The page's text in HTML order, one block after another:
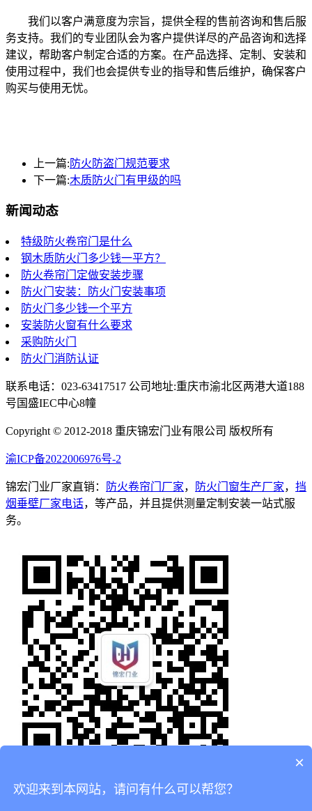
我们以客户满意度为宗旨，提供全程的售前咨询和售后服
务支持。我们的专业团队会为客户提供详尽的产品咨询和选择
建议，帮助客户制定合适的方案。在产品选择、定制、安装和
使用过程中，我们也会提供专业的指导和售后维护，确保客户
购买与使用无忧。
上一篇: 防火防盗门规范要求
下一篇:木质防火门有甲级的吗
新闻动态
特级防火卷帘门是什么
钢木质防火门多少钱一平方？
防火卷帘门定做安装步骤
防火门安装：防火门安装事项
防火门多少钱一个平方
安装防火窗有什么要求
采购防火门
防火门消防认证
联系电话：023-63417517 公司地址:重庆市渝北区两港大道188
号国盛IEC中心8幢
Copyright © 2012-2018 重庆锦宏门业有限公司 版权所有
渝ICP备2022006976号-2
锦宏门业厂家直销： 防火卷帘门厂家， 防火门窗生产厂家， 挡
烟垂壁厂家电话，等产品，并且提供测量定制安装一站式服
务。
×
欢迎来到本网站，请问有什么可以帮您？